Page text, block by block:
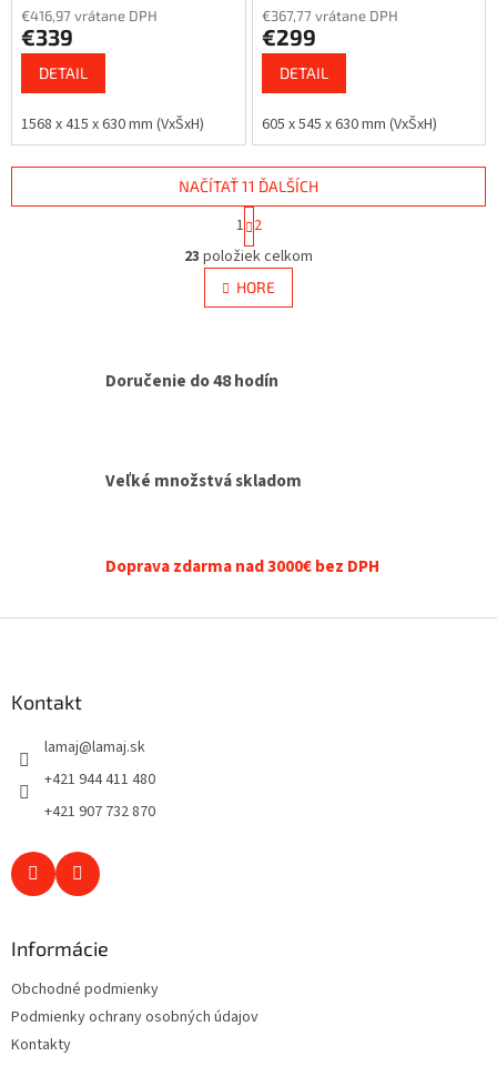
€416,97 vrátane DPH
€339
DETAIL
1568 x 415 x 630 mm (VxŠxH)
€367,77 vrátane DPH
€299
DETAIL
605 x 545 x 630 mm (VxŠxH)
O
v
l
á
c
i
v
ý
s
NAČÍTAŤ 11 ĎALŠÍCH
S
t
r
á
n
k
n
1 2
23 položiek celkom
HORE
Doručenie do 48 hodín
Veľké množstvá skladom
Doprava zdarma nad 3000€ bez DPH
Kontakt
lamaj@lamaj.sk
+421 944 411 480
+421 907 732 870
Informácie
Obchodné podmienky
Podmienky ochrany osobných údajov
Kontakty